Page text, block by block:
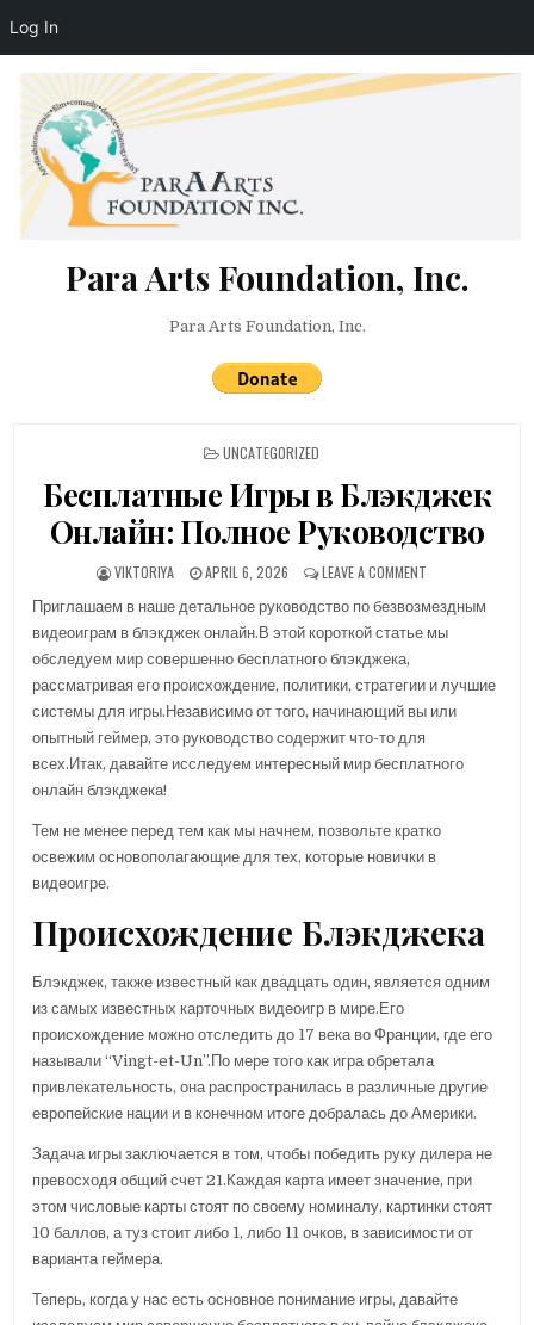
Log In
Para Arts Foundation, Inc.
Para Arts Foundation, Inc.
POSTED IN
UNCATEGORIZED
Бесплатные Игры в Блэкджек
Онлайн: Полное Руководство
AUTHOR:
VIKTORIYA PUBLISHED DATE:
APRIL 6, 2026 LEAVE A COMMENTON
Приглашаем в наше детальное руководство по безвозмездным
видеоиграм в блэкджек онлайн.В этой короткой статье мы
обследуем мир совершенно бесплатного блэкджека,
рассматривая его происхождение, политики, стратегии и лучшие
системы для игры.Независимо от того, начинающий вы или
опытный геймер, это руководство содержит что-то для
всех.Итак, давайте исследуем интересный мир бесплатного
онлайн блэкджека!
Тем не менее перед тем как мы начнем, позвольте кратко
освежим основополагающие для тех, которые новички в
видеоигре.
Происхождение Блэкджека
Блэкджек, также известный как двадцать один, является одним
из самых известных карточных видеоигр в мире.Его
происхождение можно отследить до 17 века во Франции, где его
называли “Vingt-et-Un”.По мере того как игра обретала
привлекательность, она распространилась в различные другие
европейские нации и в конечном итоге добралась до Америки.
Задача игры заключается в том, чтобы победить руку дилера не
превосходя общий счет 21.Каждая карта имеет значение, при
этом числовые карты стоят по своему номиналу, картинки стоят
10 баллов, а туз стоит либо 1, либо 11 очков, в зависимости от
варианта геймера.
Теперь, когда у нас есть основное понимание игры, давайте